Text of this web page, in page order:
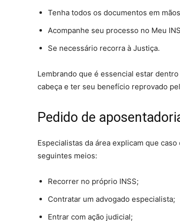
Tenha todos os documentos em
Acompanhe seu processo no Meu
Se necessário recorra à Justiça.
Lembrando que é essencial estar
cabeça e ter seu benefício reprovado
Pedido de
Especialistas da área explicam que
seguintes meios:
Recorrer no próprio INSS;
Contratar um advogado especialista;
Entrar com ação judicial;